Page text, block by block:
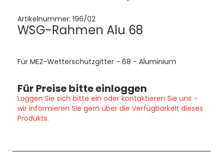
Artikelnummer: 196/02
WSG-Rahmen Alu 68
Für MEZ-Wetterschutzgitter - 68 - Aluminium
Für Preise bitte einloggen
Loggen Sie sich bitte ein oder kontaktieren Sie uns -
wir informieren Sie gern über die Verfügbarkeit dieses
Produkts.